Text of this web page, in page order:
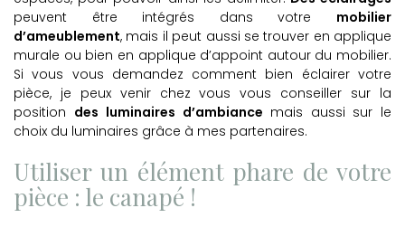
peuvent être intégrés dans votre mobilier
d’ameublement, mais il peut aussi se trouver en applique
murale ou bien en applique d’appoint autour du mobilier.
Si vous vous demandez comment bien éclairer votre
pièce, je peux venir chez vous vous conseiller sur la
position des luminaires d’ambiance mais aussi sur le
choix du luminaires grâce à mes partenaires.
Utiliser un élément phare de votre
pièce : le canapé !